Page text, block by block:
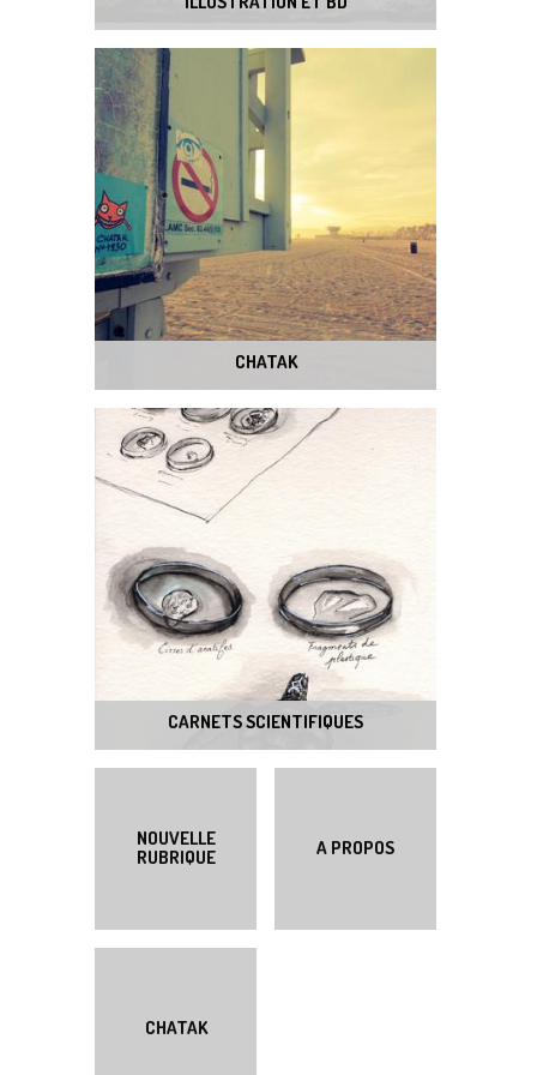
CHATAK
CARNETS SCIENTIFIQUES
NOUVELLE
RUBRIQUE
A PROPOS
CHATAK